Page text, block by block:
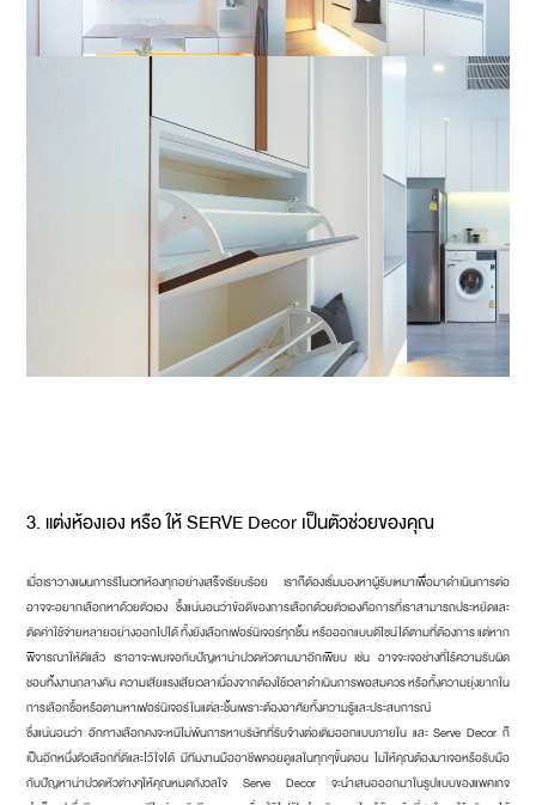
3. แต่งห้องเอง หรือ ให้ SERVE Decor เป็นตัวช่วยของคุณ
เมื่อเราวางแผนการรีโนเวทห้องทุกอย่างเสร็จเรียบร้อย เราก็ต้องเริ่มมองหาผู้รับเหมาเพื่อมาดำเนินการต่อ
อาจจะอยากเลือกหาด้วยตัวเอง ซึ้งแน่นอนว่าข้อดีของการเลือกด้วยตัวเองคือการที่เราสามารถประหยัดและ
ตัดค่าใช้จ่ายหลายอย่างออกไปได้ ทั้งยังเลือกเฟอร์นิเจอร์ทุกชิ้น หรือออกแบบดีไซน์ได้ตามที่ต้องการ แต่หาก
พิจารณาให้ดีแล้ว เราอาจะพบเจอกับปัญหาน่าปวดหัวตามมาอีกเพียบ เช่น อาจจะเจอช่างที่ไร้ความรับผิด
ชอบทิ้งงานกลางคัน ความเสียแรงเสียเวลาเนื่องจากต้องใช้เวลาดำเนินการพอสมควร หรือทั้งความยุ่งยากใน
การเลือกซื้อหรือตามหาเฟอร์นิเจอร์ในแต่ละชิ้นเพราะต้องอาศัยทั้งความรู้และประสบการณ์
ซึ่งแน่นอนว่า อีกทางเลือกคงจะหนีไม่พ้นการหาบริษัทที่รับจ้างต่อเติมออกแบบภายใน และ Serve Decor ก็
เป็นอีกหนึ่งตัวเลือกที่ดีและไว้ใจได้ มีทีมงานมืออาชีพคอยดูแลในทุกๆขั้นตอน ไม่ให้คุณต้องมาเจอหรือรับมือ
กับปัญหาน่าปวดหัวต่างๆให้คุณหมดกังวลใจ Serve Decor จะนำเสนอออกมาในรูปแบบของแพคเกจ